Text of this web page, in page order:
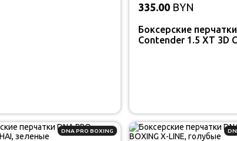
335.00 BYN
Боксерские
Contender 1.5 XT 3D
DNA PRO BOXING